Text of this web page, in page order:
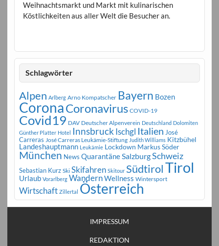
Weihnachtsmarkt und Markt mit kulinarischen
Köstlichkeiten aus aller Welt die Besucher an.
Schlagwörter
Alpen Arlberg Arno Kompatscher Bayern Bozen
CoronaCoronavirus COVID-19
Covid19 DAV Deutscher Alpenverein Deutschland Dolomiten
Günther Platter Hotel Innsbruck Ischgl Italien José
Carreras José Carreras Leukämie-Stiftung Judith Williams Kitzbühel
Landeshauptmann Leukämie Lockdown Markus Söder
München News QuarantäneSalzburgSchweiz
Sebastian Kurz Ski Skifahren Skitour SüdtirolTirol
Urlaub Vorarlberg WandernWellness Wintersport
Wirtschaft Zillertal Österreich
IMPRESSUM
REDAKTION